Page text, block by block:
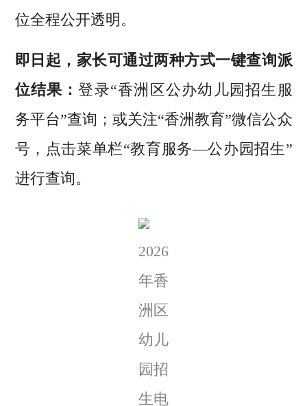
位全程公开透明。
即日起，家长可通过两种方式一键查询派
位结果：登录“香洲区公办幼儿园招生服
务平台”查询；或关注“香洲教育”微信公众
号，点击菜单栏“教育服务—公办园招生”
进行查询。
2026
年香
洲区
幼儿
园招
生电